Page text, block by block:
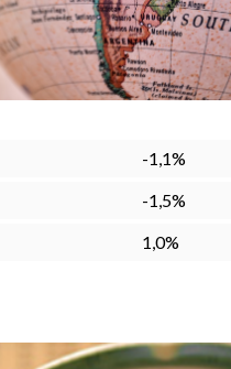
-1,1%
-1,5%
1,0%